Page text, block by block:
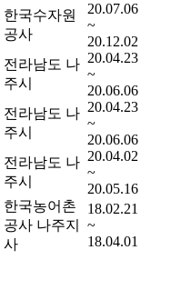
한국수자원
공사
20.07.06
~
20.12.02
전라남도 나
주시
20.04.23
~
20.06.06
전라남도 나
주시
20.04.23
~
20.06.06
전라남도 나
주시
20.04.02
~
20.05.16
한국농어촌
공사 나주지
사
18.02.21
~
18.04.01